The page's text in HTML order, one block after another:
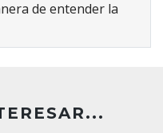
de entender la